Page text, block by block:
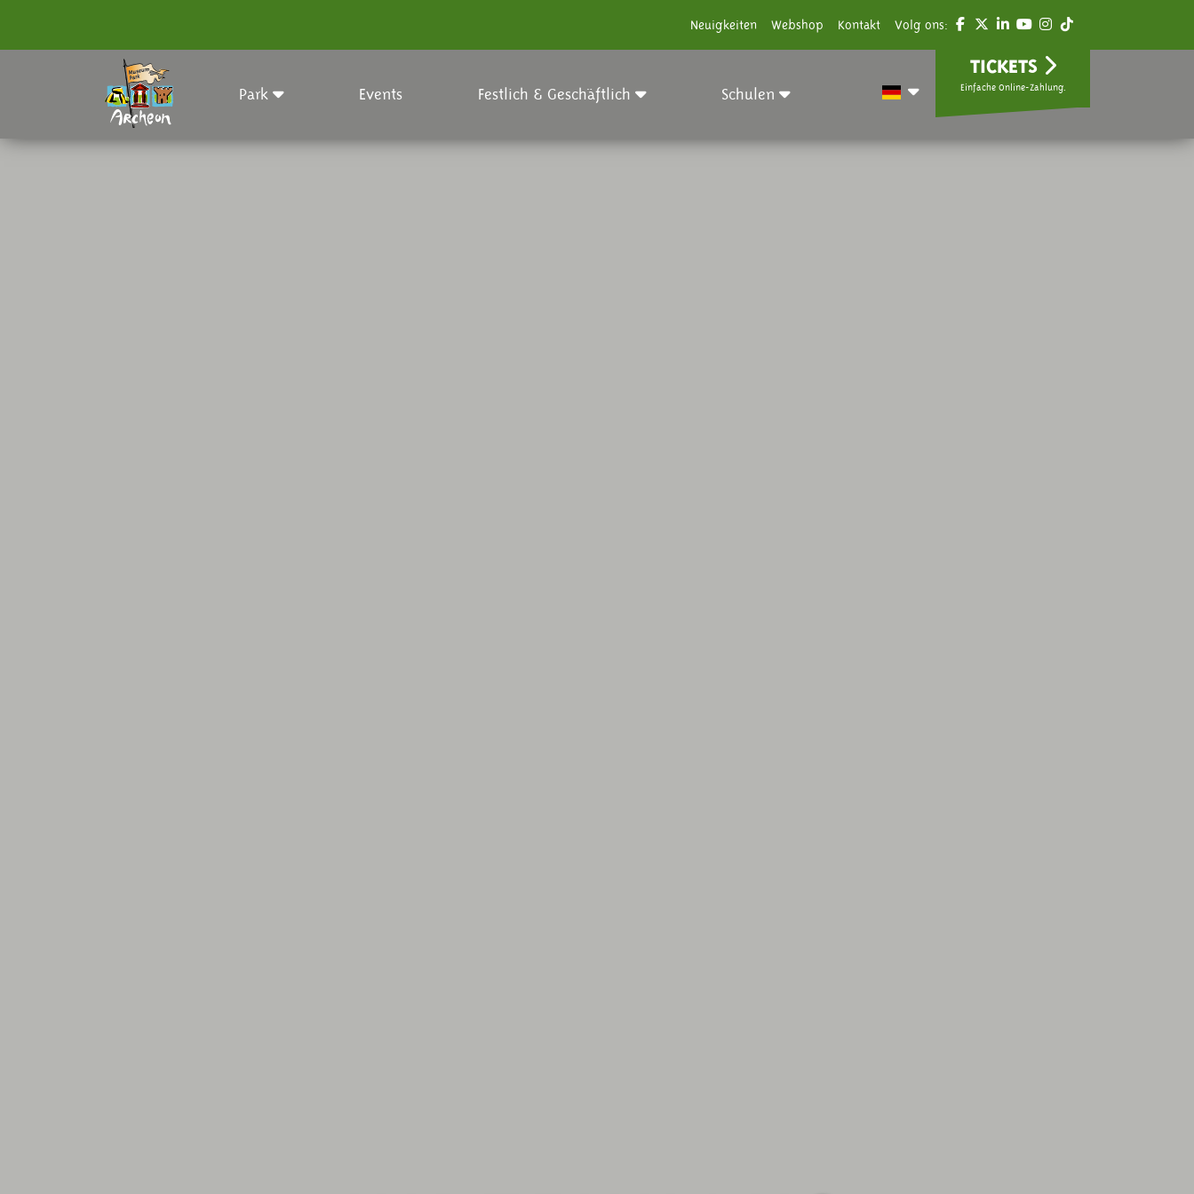
Neuigkeiten Webshop Kontakt Volg ons:
Park Events Festlich & Geschäftlich Schulen
TICKETS
Einfache Online-Zahlung.